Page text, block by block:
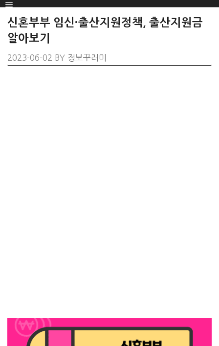
SKIP
TO
CONTENT
Menu
신혼부부 임신·출산지원정책, 출산지원금
알아보기
2023-06-02 BY 정보꾸러미